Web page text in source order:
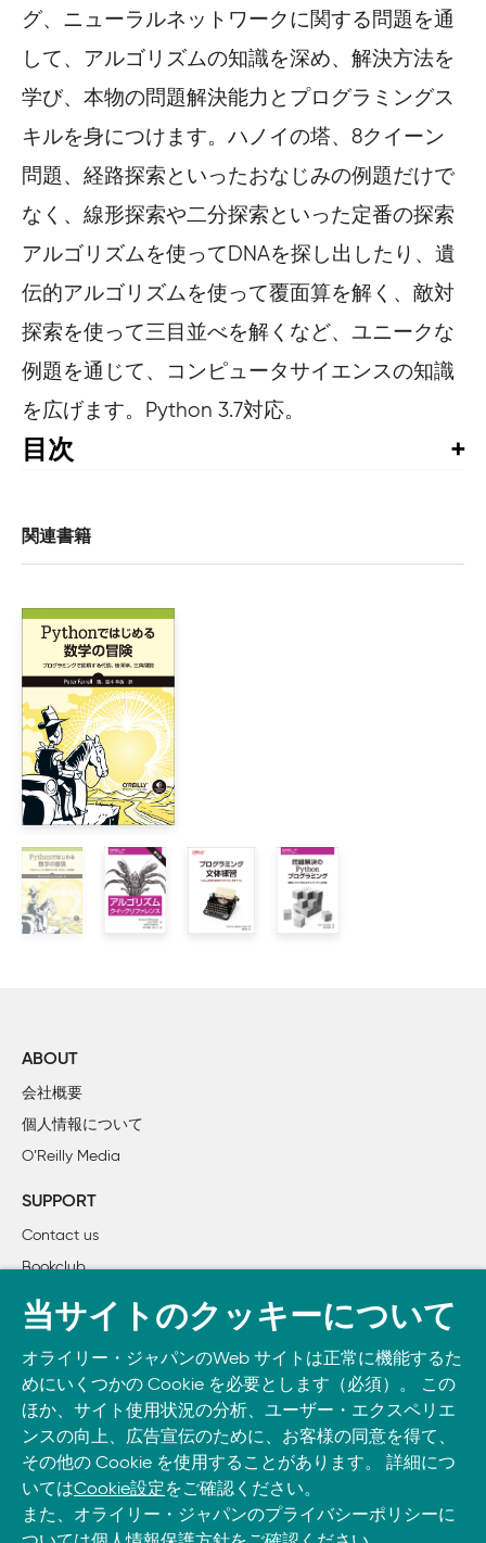
グ、ニューラルネットワークに関する問題を通
して、アルゴリズムの知識を深め、解決方法を
学び、本物の問題解決能力とプログラミングス
キルを身につけます。ハノイの塔、8クイーン
問題、経路探索といったおなじみの例題だけで
なく、線形探索や二分探索といった定番の探索
アルゴリズムを使ってDNAを探し出したり、遺
伝的アルゴリズムを使って覆面算を解く、敵対
探索を使って三目並べを解くなど、ユニークな
例題を通じて、コンピュータサイエンスの知識
を広げます。Python 3.7対応。
目次
はじめに
    1.1　フィボナッチ数列 ［問題1　フィボナッチ数列］
        1.1.1　最初の再帰解
        1.1.2　基底部を用意する
        1.1.3　メモ化で救う
        1.1.4　自動メモ化
        1.1.5　単純なフィボナッチ
        1.1.6　フィボナッチ数列をジェネレーターで作る
    1.2　簡単な圧縮 ［問題2　遺伝子コードの圧縮］
        1.3.1　データを順に取り出す
        1.3.2　暗号化と復号
    1.4　円周率πの計算 ［問題4　級数によるπの計算］
    1.7　練習問題
    2.1　DNA探索 ［問題6　DNAのコドン探索］
        2.1.1　DNAの格納
        2.1.4　ジェネリックな例
    2.2　迷路の解法 ［問題7　迷路を解く］
        2.2.1　ランダムな迷路の生成
        2.2.2　迷路の細部
        2.2.3　深さ優先探索
        2.2.4　幅優先探索
        2.2.5　A*探索
2.3　宣教師と食人種（川渡り問題） ［問題8　宣教師
        2.3.1　問題の表現
        2.3.2　解
    2.4　実世界での応用
関連書籍
ABOUT
会社概要
個人情報について
O’Reilly Media
SUPPORT
Contact us
Bookclub
書籍注文
Take O’Reilly with you and learn anywhere, anytime on your
phone
and tablet.
当サイトのクッキーについて
オライリー・ジャパンのWeb サイトは正常に機能するた
めにいくつかの Cookie を必要とします（必須）。 この
ほか、サイト使用状況の分析、ユーザー・エクスペリエ
ンスの向上、広告宣伝のために、お客様の同意を得て、
その他の Cookie を使用することがあります。 詳細につ
いてはCookie設定をご確認ください。
また、オライリー・ジャパンのプライバシーポリシーに